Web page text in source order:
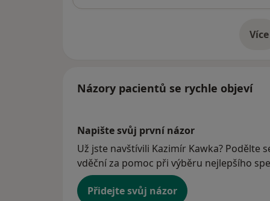
Více
o
Názory pacientů se rychle objeví
Napište svůj první názor
Už jste navštívili Kazimír Kawka? Podělte
vděční za pomoc při výběru nejlepšího
Přidejte svůj názor